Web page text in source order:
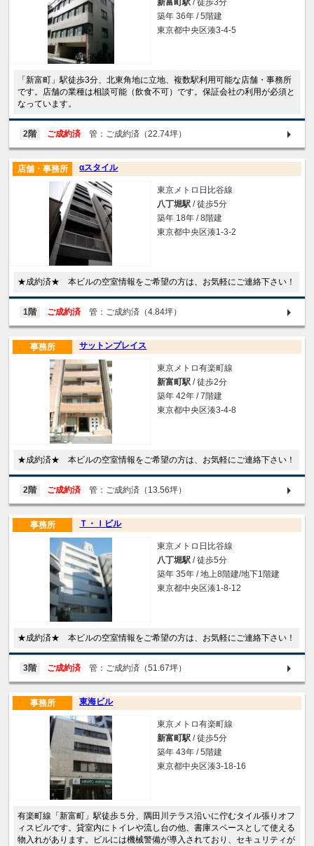
新富町駅 / 徒歩3分
築年 36年 / 5階建
東京都中央区湊3-4-5
「新富町」駅徒歩3分、北東角地に立地、複数駅利用可能な店舗・事務所
です。店舗の業種は相談可能（飲食不可）です。保証会社の利用が必須と
なっています。
2階 ご成約済 管：ご成約済（22.74坪）
αスタイル
店舗・事務所
東京メトロ日比谷線
八丁堀駅 / 徒歩5分
築年 18年 / 8階建
東京都中央区湊1-3-2
★成約済★ 本ビルの空室情報をご希望の方は、お気軽にご連絡下さい！
1階 ご成約済 管：ご成約済（4.84坪）
サットンプレイス
事務所
東京メトロ有楽町線
新富町駅 / 徒歩2分
築年 42年 / 7階建
東京都中央区湊3-4-8
★成約済★ 本ビルの空室情報をご希望の方は、お気軽にご連絡下さい！
2階 ご成約済 管：ご成約済（13.56坪）
Ｔ・Ｉビル
事務所
東京メトロ日比谷線
八丁堀駅 / 徒歩5分
築年 35年 / 地上8階建/地下1階建
東京都中央区湊1-8-12
★成約済★ 本ビルの空室情報をご希望の方は、お気軽にご連絡下さい！
3階 ご成約済 管：ご成約済（51.67坪）
東海ビル
事務所
東京メトロ有楽町線
新富町駅 / 徒歩5分
築年 43年 / 5階建
東京都中央区湊3-18-16
有楽町線「新富町」駅徒歩５分、隅田川テラス沿いに佇むタイル張りオフ
ィスビルです。貸室内にトイレや流し台の他、書庫スペースとして使える
物入れがあります。ビルには機械警備が導入されており、セキュリティが